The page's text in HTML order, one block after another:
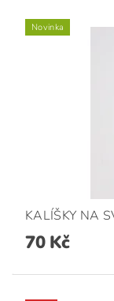
Novinka
KALÍŠKY NA
70 Kč